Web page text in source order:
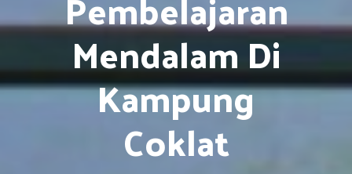
Mendalam Di
Kampung
Coklat